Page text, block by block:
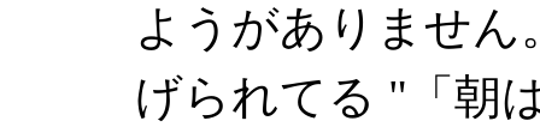
ようがありません
げられてる
「朝